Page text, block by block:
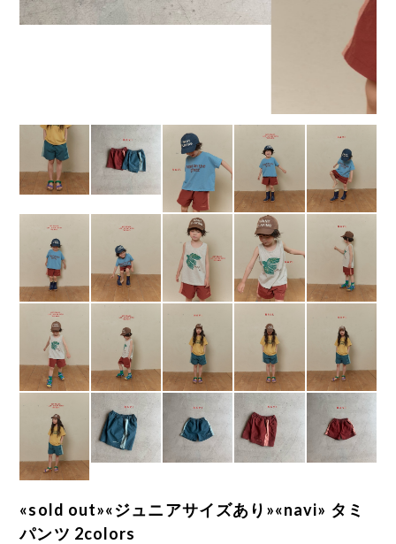
«sold out»«ジュニアサイズあり»«navi» タミ
パンツ 2colors